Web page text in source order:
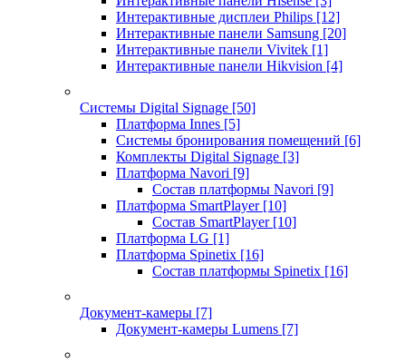
Интерактивные дисплеи Philips [12]
Интерактивные панели Samsung [20]
Интерактивные панели Vivitek [1]
Интерактивные панели Hikvision [4]
Системы Digital Signage [50]
Платформа Innes [5]
Системы бронирования помещений [6]
Комплекты Digital Signage [3]
Платформа Navori [9]
Состав платформы Navori [9]
Платформа SmartPlayer [10]
Состав SmartPlayer [10]
Платформа LG [1]
Платформа Spinetix [16]
Состав платформы Spinetix [16]
Документ-камеры [7]
Документ-камеры Lumens [7]